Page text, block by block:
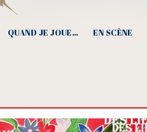
QUAND JE JOUE… EN SCÈNE